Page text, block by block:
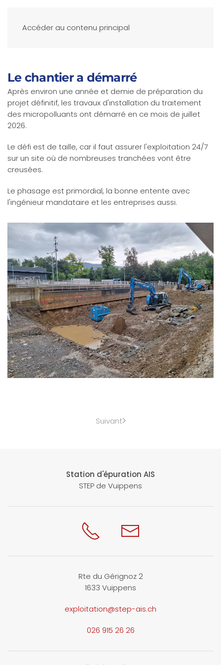
Accéder au contenu principal
Le chantier a démarré
Après environ une année et demie de préparation du
projet définitif, les travaux d'installation du traitement
des micropolluants ont démarré en ce mois de juillet
2026.
Le défi est de taille, car il faut assurer l'exploitation 24/7
sur un site où de nombreuses tranchées vont être
creusées.
Le phasage est primordial, la bonne entente avec
l'ingénieur mandataire et les entreprises aussi.
Suivant
Station d'épuration AIS
STEP de Vuippens
Rte du Gérignoz 2
1633 Vuippens
exploitation@step-ais.ch
026 915 26 26